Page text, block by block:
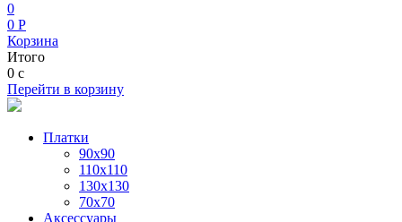
0
0 P
Корзина
Итого
0 c
Перейти в корзину
Платки
90x90
110x110
130x130
70х70
Аксессуары